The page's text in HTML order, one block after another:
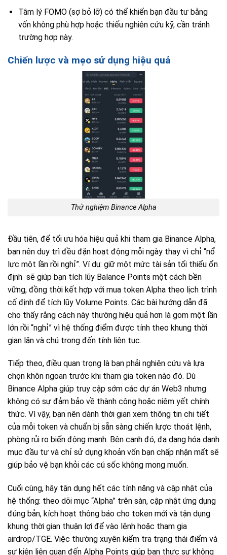
Tâm lý FOMO (sợ bỏ lỡ) có thể khiến bạn đầu tư bằng
vốn không phù hợp hoặc thiếu nghiên cứu kỹ, cần tránh
trường hợp này.
Chiến lược và mẹo sử dụng hiệu quả
Thử nghiệm Binance Alpha
Đầu tiên, để tối ưu hóa hiệu quả khi tham gia Binance Alpha,
bạn nên duy trì đều đặn hoạt động mỗi ngày thay vì chỉ “nổ
lực một lần rồi nghỉ”. Ví dụ: giữ một mức tài sản tối thiểu ổn
định sẽ giúp bạn tích lũy Balance Points một cách bền
vững, đồng thời kết hợp với mua token Alpha theo lịch trình
cố định để tích lũy Volume Points. Các bài hướng dẫn đã
cho thấy rằng cách này thường hiệu quả hơn là gom một lần
lớn rồi “nghỉ” vì hệ thống điểm được tính theo khung thời
gian lăn và chú trọng đến tính liên tục.
Tiếp theo, điều quan trọng là bạn phải nghiên cứu và lựa
chọn khôn ngoan trước khi tham gia token nào đó. Dù
Binance Alpha giúp truy cập sớm các dự án Web3 nhưng
không có sự đảm bảo về thành công hoặc niêm yết chính
thức. Vì vậy, bạn nên dành thời gian xem thông tin chi tiết
của mỗi token và chuẩn bị sẵn sàng chiến lược thoát lệnh,
phòng rủi ro biến động mạnh. Bên cạnh đó, đa dạng hóa danh
mục đầu tư và chỉ sử dụng khoản vốn bạn chấp nhận mất sẽ
giúp bảo vệ bạn khỏi các cú sốc không mong muốn.
Cuối cùng, hãy tận dụng hết các tính năng và cập nhật của
hệ thống: theo dõi mục “Alpha” trên sàn, cập nhật ứng dụng
đúng bản, kích hoạt thông báo cho token mới và tận dụng
khung thời gian thuận lợi để vào lệnh hoặc tham gia
airdrop/TGE. Việc thường xuyên kiểm tra trạng thái điểm và
sự kiện liên quan đến Alpha Points giúp bạn thực sự không